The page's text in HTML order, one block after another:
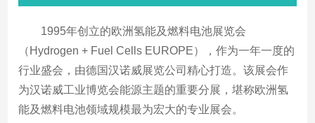
1995年创立的欧洲氢能及燃料电池展览会
（Hydrogen + Fuel Cells EUROPE），作为一年一度的
行业盛会，由德国汉诺威展览公司精心打造。该展会作
为汉诺威工业博览会能源主题的重要分展，堪称欧洲氢
能及燃料电池领域规模最为宏大的专业展会。